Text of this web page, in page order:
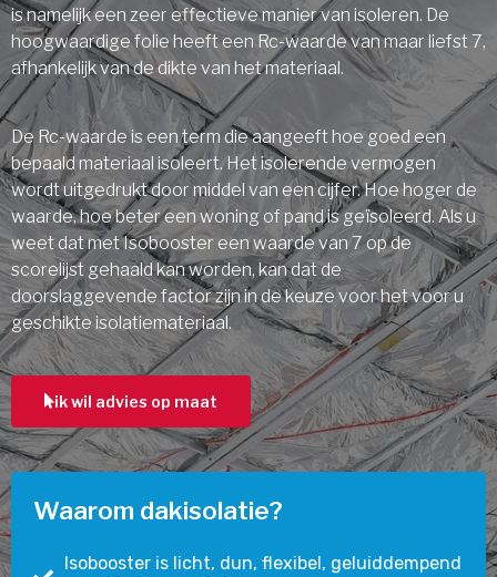
is namelijk een zeer effectieve manier van isoleren. De
hoogwaardige folie heeft een Rc-waarde van maar liefst 7,
afhankelijk van de dikte van het materiaal.
De Rc-waarde is een term die aangeeft hoe goed een
bepaald materiaal isoleert. Het isolerende vermogen
wordt uitgedrukt door middel van een cijfer. Hoe hoger de
waarde, hoe beter een woning of pand is geïsoleerd. Als u
weet dat met Isobooster een waarde van 7 op de
scorelijst gehaald kan worden, kan dat de
doorslaggevende factor zijn in de keuze voor het voor u
geschikte isolatiemateriaal.
ik wil advies op maat
Waarom dakisolatie?
Isobooster is licht, dun, flexibel, geluiddempend